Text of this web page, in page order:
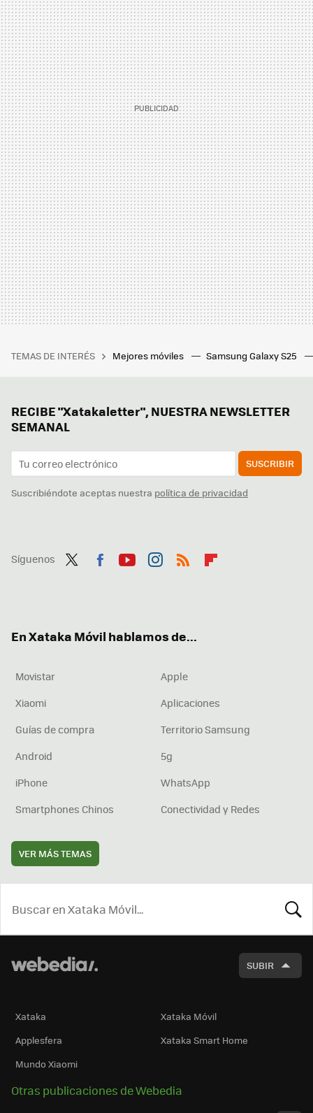
TEMAS DE INTERÉS Mejores móviles Samsung Galaxy S25
RECIBE "Xatakaletter", NUESTRA NEWSLETTER
SEMANAL
SUSCRIBIR
Suscribiéndote aceptas nuestra política de privacidad
Síguenos
En Xataka Móvil hablamos de...
Movistar
Apple
Xiaomi
Aplicaciones
Guías de compra
Territorio Samsung
Android
5g
iPhone
WhatsApp
Smartphones Chinos
Conectividad y Redes
VER MÁS TEMAS
SUBIR
Xataka
Xataka Móvil
Applesfera
Xataka Smart Home
Mundo Xiaomi
Otras publicaciones de Webedia